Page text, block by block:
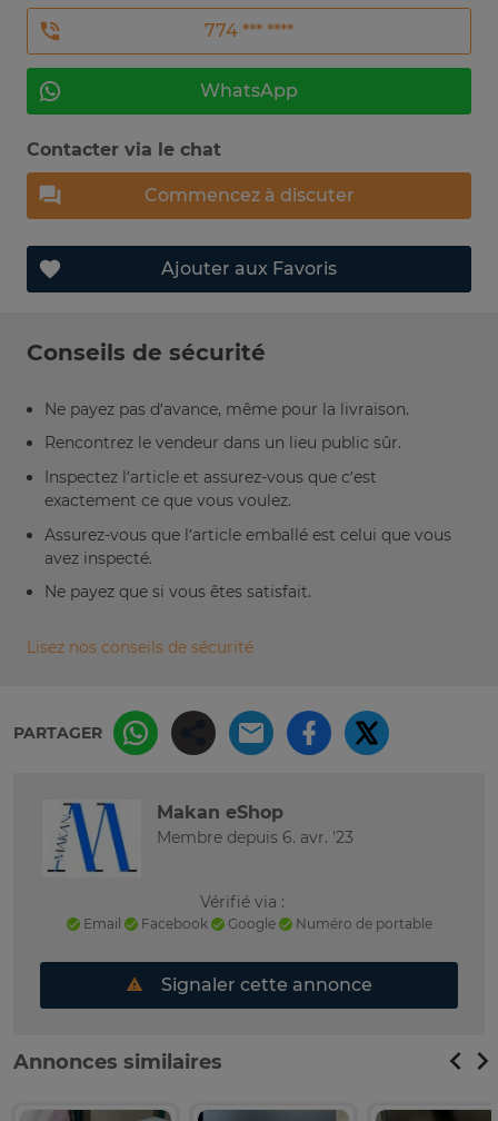
774 *** ****
WhatsApp
Contacter via le chat
Commencez à discuter
Ajouter aux Favoris
Conseils de sécurité
Ne payez pas d’avance, même pour la livraison.
Rencontrez le vendeur dans un lieu public sûr.
Inspectez l’article et assurez-vous que c’est
exactement ce que vous voulez.
Assurez-vous que l’article emballé est celui que vous
avez inspecté.
Ne payez que si vous êtes satisfait.
Lisez nos conseils de sécurité
PARTAGER
Makan eShop
Membre depuis 6. avr. '23
Vérifié via :
Email Facebook Google Numéro de portable
Signaler cette annonce
Annonces similaires